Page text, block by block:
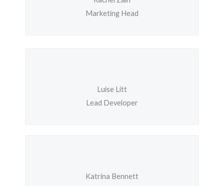
Marketing Head
Luise Litt
Lead Developer
Katrina Bennett